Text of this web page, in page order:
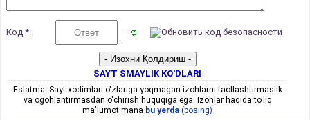
Код *:
SAYT SMAYLIK KO'DLARI
Eslatma: Sayt xodimlari o'zlariga yoqmagan izohlarni faollashtirmaslik
va ogohlantirmasdan o'chirish huquqiga ega. Izohlar haqida to'liq
ma'lumot mana bu yerda (bosing)